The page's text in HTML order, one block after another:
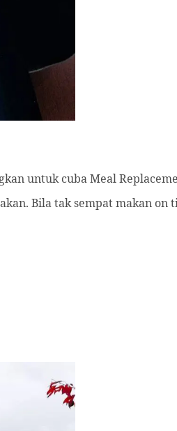
untuk cuba Meal
Bila tak sempat makan on